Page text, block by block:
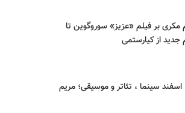
مکری بر فیلم «عزیز» سوروگوین تا
از کیارستمی
متولدین ۲۴ اسفند سینما ، تئاتر و موسیقی؛ مریم